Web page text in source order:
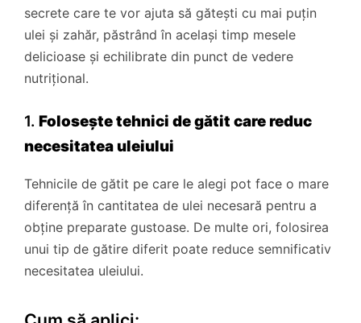
secrete care te vor ajuta să gătești cu mai puțin
ulei și zahăr, păstrând în același timp mesele
delicioase și echilibrate din punct de vedere
nutrițional.
1. Folosește tehnici de gătit care reduc
necesitatea uleiului
Tehnicile de gătit pe care le alegi pot face o mare
diferență în cantitatea de ulei necesară pentru a
obține preparate gustoase. De multe ori, folosirea
unui tip de gătire diferit poate reduce semnificativ
necesitatea uleiului.